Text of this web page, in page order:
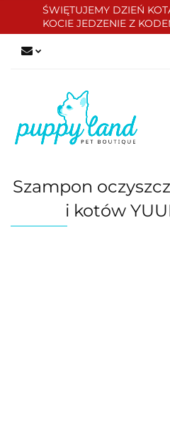
ŚWIĘTUJEMY DZIEŃ
KOCIE JEDZENIE Z
Szampon
i kotów